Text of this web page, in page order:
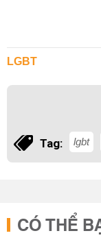
LGBT
Tag: lgbt
CÓ THỂ